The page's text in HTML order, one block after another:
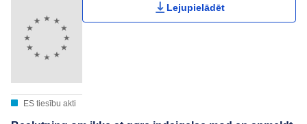
ES tiesību akti
Lejupielādēt